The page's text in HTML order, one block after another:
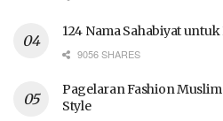
124 Nama Sahabiyat
9056 SHARES
Pagelaran Fashion
Style